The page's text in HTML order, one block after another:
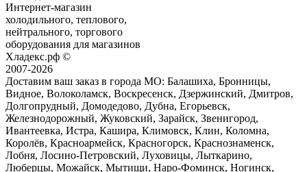
Интернет-магазин
холодильного, теплового,
нейтрального, торгового
оборудования для магазинов
Хладекс.рф ©
2007-2026
Доставим ваш заказ в города МО: Балашиха, Бронницы,
Видное, Волоколамск, Воскресенск, Дзержинский, Дмитров,
Долгопрудный, Домодедово, Дубна, Егорьевск,
Железнодорожный, Жуковский, Зарайск, Звенигород,
Ивантеевка, Истра, Кашира, Климовск, Клин, Коломна,
Королёв, Красноармейск, Красногорск, Краснознаменск,
Лобня, Лосино-Петровский, Луховицы, Лыткарино,
Люберцы, Можайск, Мытищи, Наро-Фоминск, Ногинск,